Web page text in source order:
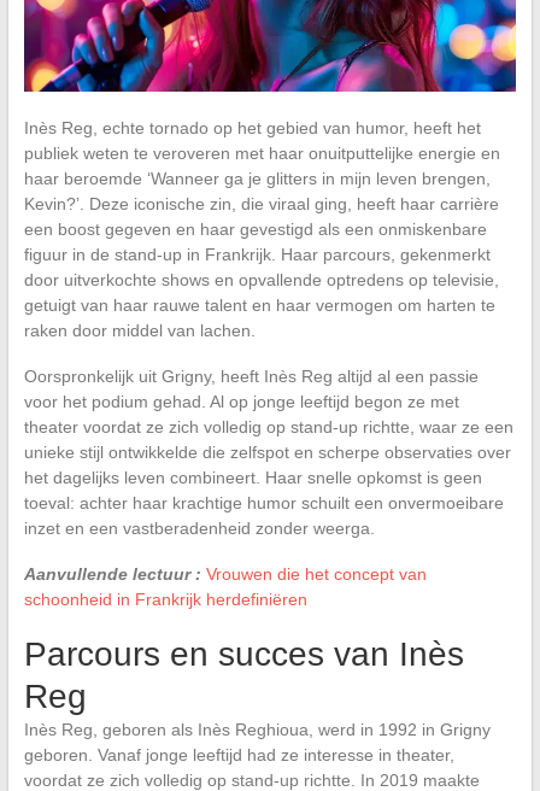
Inès Reg, echte tornado op het gebied van humor, heeft het
publiek weten te veroveren met haar onuitputtelijke energie en
haar beroemde ‘Wanneer ga je glitters in mijn leven brengen,
Kevin?’. Deze iconische zin, die viraal ging, heeft haar carrière
een boost gegeven en haar gevestigd als een onmiskenbare
figuur in de stand-up in Frankrijk. Haar parcours, gekenmerkt
door uitverkochte shows en opvallende optredens op televisie,
getuigt van haar rauwe talent en haar vermogen om harten te
raken door middel van lachen.
Oorspronkelijk uit Grigny, heeft Inès Reg altijd al een passie
voor het podium gehad. Al op jonge leeftijd begon ze met
theater voordat ze zich volledig op stand-up richtte, waar ze een
unieke stijl ontwikkelde die zelfspot en scherpe observaties over
het dagelijks leven combineert. Haar snelle opkomst is geen
toeval: achter haar krachtige humor schuilt een onvermoeibare
inzet en een vastberadenheid zonder weerga.
Aanvullende lectuur : Vrouwen die het concept van
schoonheid in Frankrijk herdefiniëren
Parcours en succes van Inès
Reg
Inès Reg, geboren als Inès Reghioua, werd in 1992 in Grigny
geboren. Vanaf jonge leeftijd had ze interesse in theater,
voordat ze zich volledig op stand-up richtte. In 2019 maakte